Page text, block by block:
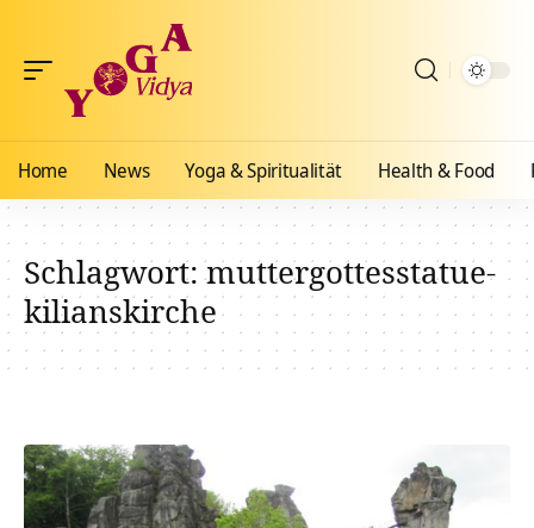
Home News Yoga & Spiritualität Health & Food
Schlagwort:muttergottesstatue-
kilianskirche